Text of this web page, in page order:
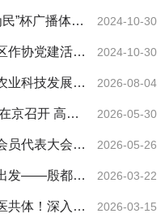
新闻发布会
”杯广播体操
2024-10-30
作协党建活动
结束
2024-10-30
业科技发展大
2026-08-04
京召开 高光
商共赢
2026-05-30
员代表大会暨
2026-05-26
发——殷都区
表大会圆满
2026-03-22
共体！深入调
2026-03-15